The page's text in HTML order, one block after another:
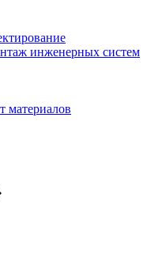
инженерных систем
материалов